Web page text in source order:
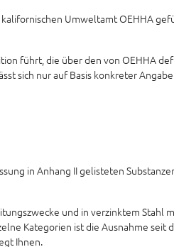
Umweltamt OEHHA
führt, die über den von OEHHA
sich nur auf Basis konkreter
in Anhang II gelisteten
und in verzinktem Stahl
Kategorien ist die Ausnahme seit
Ihnen.